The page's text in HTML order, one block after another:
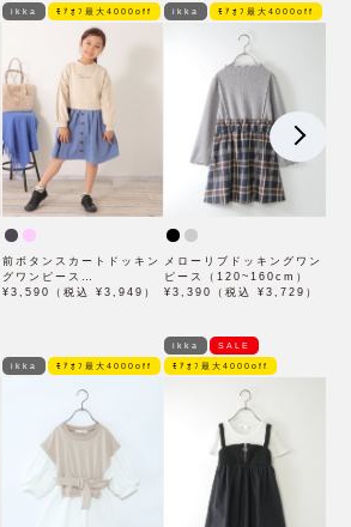
ikka ﾓｱｵﾌ最大4000off
前ボタンスカートドッキン
グワンピース
（120~160cm）
¥3,590（税込 ¥3,949）
ikka ﾓｱｵﾌ最大4000off
メローリブドッキングワン
ピース（120~160cm）
¥3,390（税込 ¥3,729）
ikka ﾓｱｵﾌ最大4000off
ikka SALE
ﾓｱｵﾌ最大4000off